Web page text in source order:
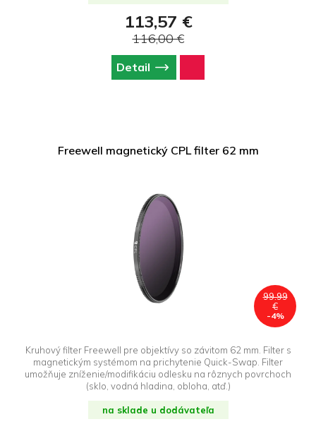
113,57 €
116,00 €
Detail
Freewell magnetický CPL filter 62 mm
99.99
€
-4%
Kruhový filter Freewell pre objektívy so závitom 62 mm. Filter s
magnetickým systémom na prichytenie Quick-Swap. Filter
umožňuje zníženie/modifikáciu odlesku na rôznych povrchoch
(sklo, vodná hladina, obloha, atď.)
na sklade u dodávateľa